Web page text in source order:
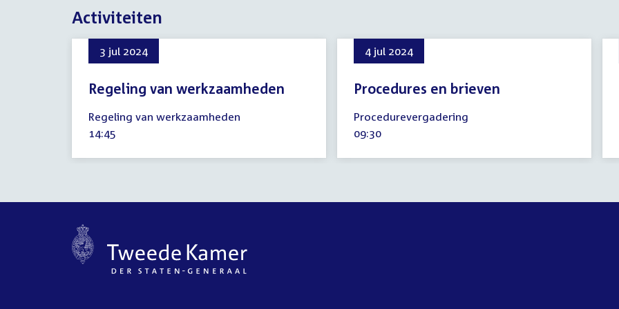
Activiteiten
3 jul 2024
Regeling van werkzaamheden
juli
2024
Regeling van werkzaamheden
Tijd
14:45
4 jul 2024
Procedures en brieven
juli
2024
Procedurevergadering
Tijd
09:30